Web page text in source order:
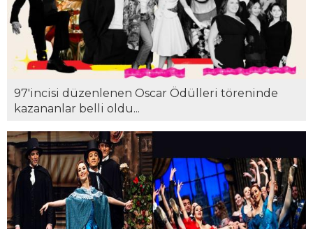
97'incisi düzenlenen Oscar Ödülleri töreninde
kazananlar belli oldu...